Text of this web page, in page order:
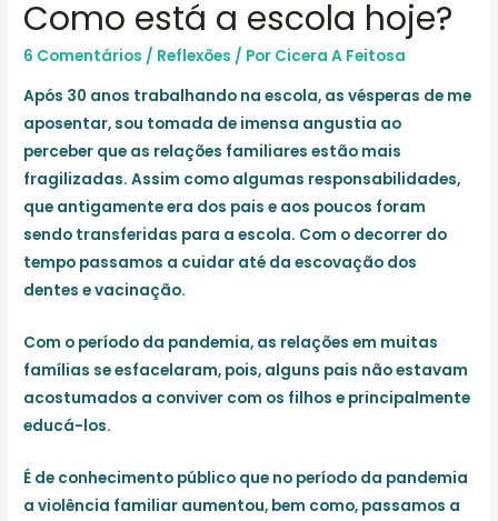
Como está a escola hoje?
6 Comentários / Reflexões / Por Cicera A Feitosa
Após 30 anos trabalhando na escola, as vésperas de me
aposentar, sou tomada de imensa angustia ao
perceber que as relações familiares estão mais
fragilizadas. Assim como algumas responsabilidades,
que antigamente era dos pais e aos poucos foram
sendo transferidas para a escola. Com o decorrer do
tempo passamos a cuidar até da escovação dos
dentes e vacinação.
Com o período da pandemia, as relações em muitas
famílias se esfacelaram, pois, alguns pais não estavam
acostumados a conviver com os filhos e principalmente
educá-los.
É de conhecimento público que no período da pandemia
a violência familiar aumentou, bem como, passamos a